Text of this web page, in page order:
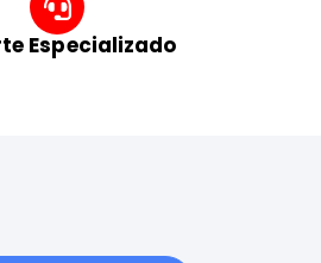
Especializado